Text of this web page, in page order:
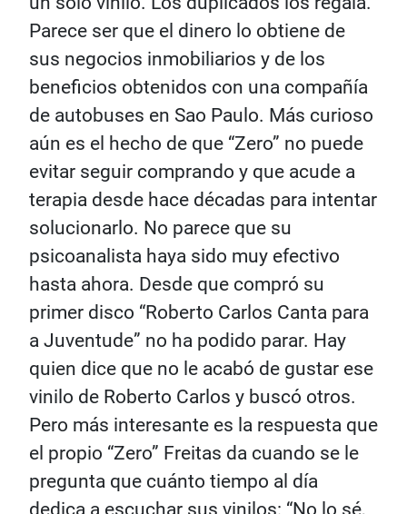
Parece ser que el dinero lo obtiene de
sus negocios inmobiliarios y de los
beneficios obtenidos con una compañía
de autobuses en Sao Paulo. Más curioso
aún es el hecho de que “Zero” no puede
evitar seguir comprando y que acude a
terapia desde hace décadas para intentar
solucionarlo. No parece que su
psicoanalista haya sido muy efectivo
hasta ahora. Desde que compró su
primer disco “Roberto Carlos Canta para
a Juventude” no ha podido parar. Hay
quien dice que no le acabó de gustar ese
vinilo de Roberto Carlos y buscó otros.
Pero más interesante es la respuesta que
el propio “Zero” Freitas da cuando se le
pregunta que cuánto tiempo al día
dedica a escuchar sus vinilos: “No lo sé,